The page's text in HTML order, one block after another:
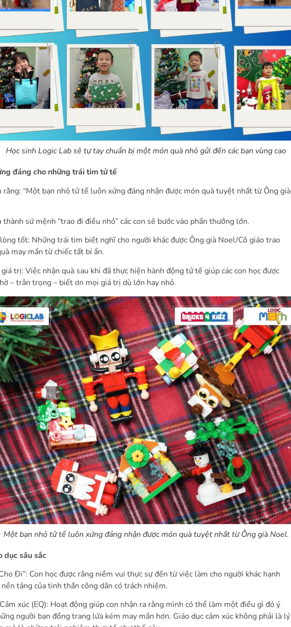
Học sinh Logic Lab sẽ tự tay chuẩn bị một món quà nhỏ gửi đến các bạn vùng cao
đáng cho những trái tim tử tế
rằng: “Một bạn nhỏ tử tế luôn xứng đáng nhận được món quà tuyệt nhất từ Ông già
thành sứ mệnh “trao đi điều nhỏ” các con sẽ bước vào phần thưởng lớn.
tốt: Những trái tim biết nghĩ cho người khác được Ông già Noel/Cô giáo trao
may mắn từ chiếc tất bí ẩn.
trị: Việc nhận quà sau khi đã thực hiện hành động tử tế giúp các con học được
– trân trọng – biết ơn mọi giá trị dù lớn hay nhỏ.
Một bạn nhỏ tử tế luôn xứng đáng nhận được món quà tuyệt nhất từ Ông già Noel.
dục sâu sắc
Đi”: Con học được rằng niềm vui thực sự đến từ việc làm cho người khác hạnh
tảng của tinh thần công dân có trách nhiệm.
xúc (EQ): Hoạt động giúp con nhận ra rằng mình có thể làm một điều gì đó ý
người bạn đồng trang lứa kém may mắn hơn. Giáo dục cảm xúc không phải là lý